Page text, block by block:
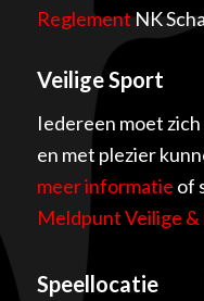
ReglementNK
Veilige Sport
Iedereen moet
en met plezier
meer informatie of
Meldpunt Veilige &
Speellocatie